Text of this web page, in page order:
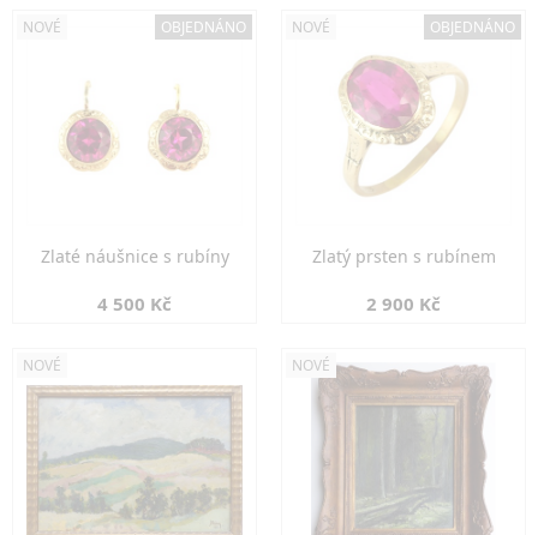
NOVÉ OBJEDNÁNO
Zlaté náušnice s rubíny
4 500 Kč
NOVÉ OBJEDNÁNO
Zlatý prsten s rubínem
2 900 Kč
NOVÉ NOVÉ